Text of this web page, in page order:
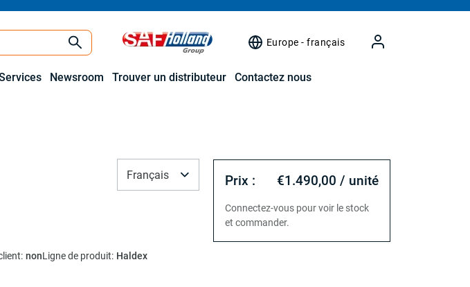
Europe - français
Newsroom Trouver un distributeur Contactez nous
: nonLigne de produit: Haldex
Français Prix : €1.490,00 / unité
Connectez-vous pour voir le stock
et commander.